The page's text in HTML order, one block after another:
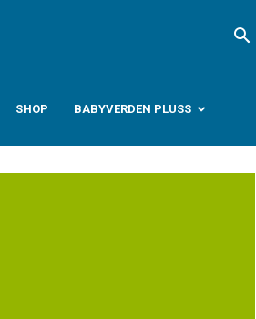
SHOP BABYVERDEN PLUSS